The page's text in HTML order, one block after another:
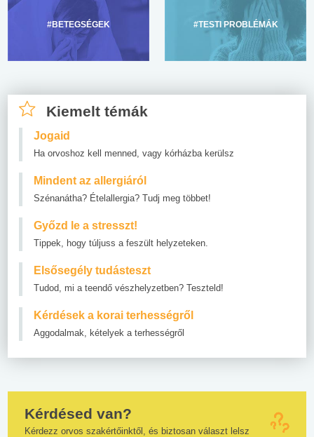
#BETEGSÉGEK #TESTI PROBLÉMÁK
Kiemelt témák
Jogaid
Ha orvoshoz kell menned, vagy kórházba kerülsz
Mindent az allergiáról
Szénanátha? Ételallergia? Tudj meg többet!
Győzd le a stresszt!
Tippek, hogy túljuss a feszült helyzeteken.
Elsősegély tudásteszt
Tudod, mi a teendő vészhelyzetben? Teszteld!
Kérdések a korai terhességről
Aggodalmak, kételyek a terhességről
Kérdésed van?
Kérdezz orvos szakértőinktől, és biztosan választ lelsz